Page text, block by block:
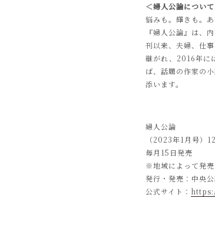
＜婦人公論につい
悩みも。輝きも。
『婦人公論』は、
刊以来、夫婦、仕
継がれ、2016年に
ば、話題の作家の
添います。
婦人公論
（2023年1月号）
毎月15日発売
※地域によって発
発行・発売：中央
公式サイト：